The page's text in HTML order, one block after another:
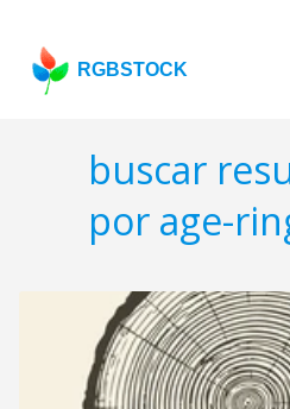
RGBSTOCK
buscar
por age-